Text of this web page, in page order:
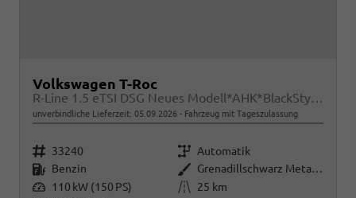
Volkswagen T-Roc
R-Line 1.5 eTSI DSG Neues Modell*AHK*BlackStyle*Matrix*19"*Android Auto*EasyOpen*SHZ*Kamera*ParkAsstPro*ACC*Keyless
unverbindliche Lieferzeit: 05.09.2026 Fahrzeug mit Tageszulassung
Fahrzeugnr. 33240 Getriebe Automatik
Kraftstoff Benzin Außenfarbe
Grenadillschwarz Metallic
Leistung 110 kW (150 PS) Kilometerstand
25 km